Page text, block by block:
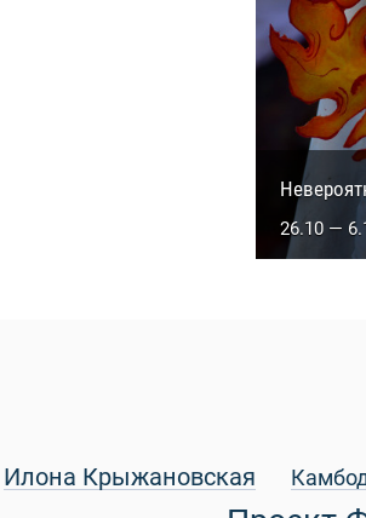
5.10 —
26.10 —
Илона Крыжановская